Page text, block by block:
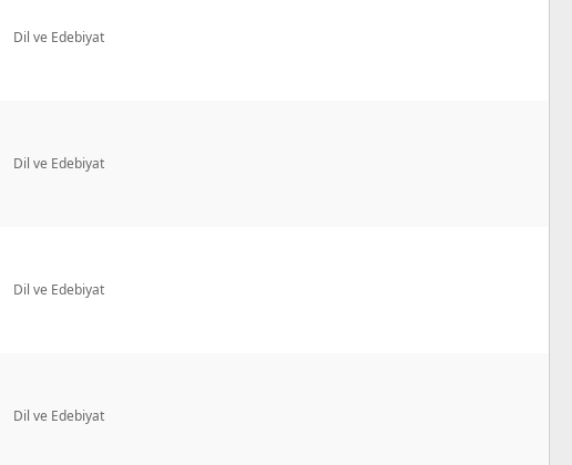
Dil ve Edebiyat
Dil ve Edebiyat
Dil ve Edebiyat
Dil ve Edebiyat